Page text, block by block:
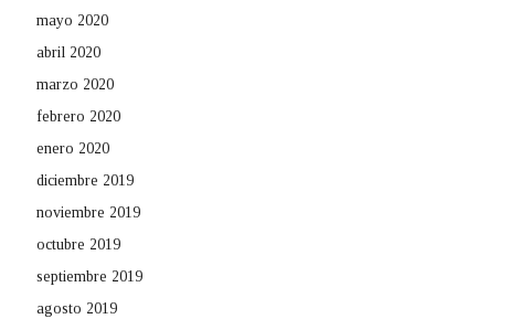
mayo 2020
abril 2020
marzo 2020
febrero 2020
enero 2020
diciembre 2019
noviembre 2019
octubre 2019
septiembre 2019
agosto 2019